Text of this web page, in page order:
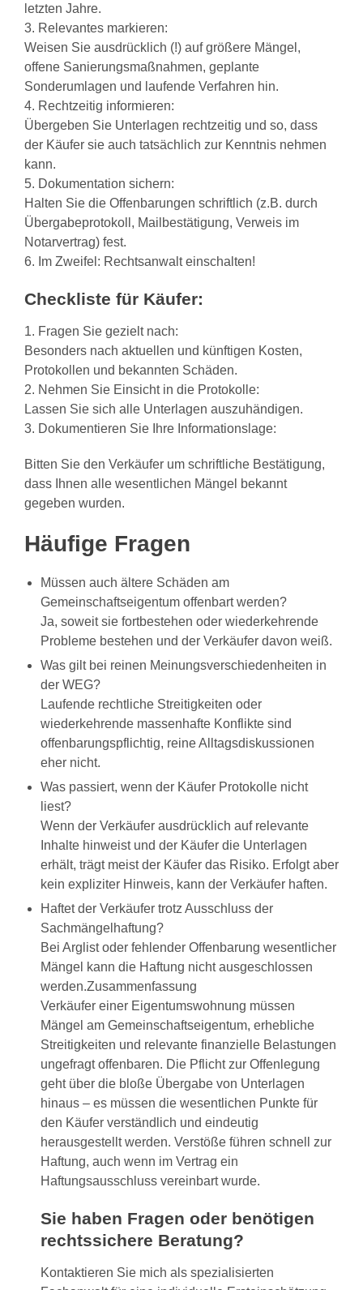
letzten Jahre.
3. Relevantes markieren:
Weisen Sie ausdrücklich (!) auf größere Mängel,
offene Sanierungsmaßnahmen, geplante
Sonderumlagen und laufende Verfahren hin.
4. Rechtzeitig informieren:
Übergeben Sie Unterlagen rechtzeitig und so, dass
der Käufer sie auch tatsächlich zur Kenntnis nehmen
kann.
5. Dokumentation sichern:
Halten Sie die Offenbarungen schriftlich (z.B. durch
Übergabeprotokoll, Mailbestätigung, Verweis im
Notarvertrag) fest.
6. Im Zweifel: Rechtsanwalt einschalten!
Checkliste für Käufer:
1. Fragen Sie gezielt nach:
Besonders nach aktuellen und künftigen Kosten,
Protokollen und bekannten Schäden.
2. Nehmen Sie Einsicht in die Protokolle:
Lassen Sie sich alle Unterlagen auszuhändigen.
3. Dokumentieren Sie Ihre Informationslage:
Bitten Sie den Verkäufer um schriftliche Bestätigung,
dass Ihnen alle wesentlichen Mängel bekannt
gegeben wurden.
Häufige Fragen
Müssen auch ältere Schäden am
Gemeinschaftseigentum offenbart werden?
Ja, soweit sie fortbestehen oder wiederkehrende
Probleme bestehen und der Verkäufer davon weiß.
Was gilt bei reinen Meinungsverschiedenheiten in
der WEG?
Laufende rechtliche Streitigkeiten oder
wiederkehrende massenhafte Konflikte sind
offenbarungspflichtig, reine Alltagsdiskussionen
eher nicht.
Was passiert, wenn der Käufer Protokolle nicht
liest?
Wenn der Verkäufer ausdrücklich auf relevante
Inhalte hinweist und der Käufer die Unterlagen
erhält, trägt meist der Käufer das Risiko. Erfolgt aber
kein expliziter Hinweis, kann der Verkäufer haften.
Haftet der Verkäufer trotz Ausschluss der
Sachmängelhaftung?
Bei Arglist oder fehlender Offenbarung wesentlicher
Mängel kann die Haftung nicht ausgeschlossen
werden.Zusammenfassung
Verkäufer einer Eigentumswohnung müssen
Mängel am Gemeinschaftseigentum, erhebliche
Streitigkeiten und relevante finanzielle Belastungen
ungefragt offenbaren. Die Pflicht zur Offenlegung
geht über die bloße Übergabe von Unterlagen
hinaus – es müssen die wesentlichen Punkte für
den Käufer verständlich und eindeutig
herausgestellt werden. Verstöße führen schnell zur
Haftung, auch wenn im Vertrag ein
Haftungsausschluss vereinbart wurde.
Sie haben Fragen oder benötigen
rechtssichere Beratung?
Kontaktieren Sie mich als spezialisierten